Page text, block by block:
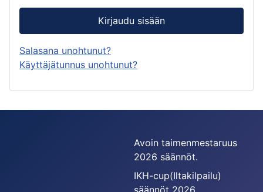
Kirjaudu sisään
Salasana unohtunut?
Käyttäjätunnus unohtunut?
Avoin taimenmestaruus
2026 säännöt.
IKH-cup(Iltakilpailu)
säännöt 2026